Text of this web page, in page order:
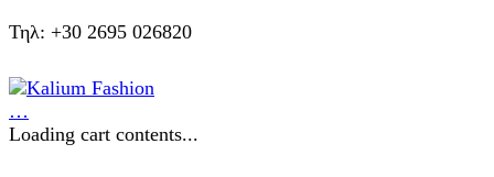
Τηλ: +30 2695 026820
…
Loading cart contents...